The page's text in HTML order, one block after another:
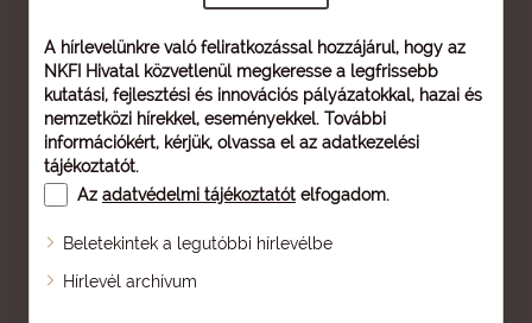
A hírlevelünkre való feliratkozással hozzájárul, hogy az
NKFI Hivatal közvetlenül megkeresse a legfrissebb
kutatási, fejlesztési és innovációs pályázatokkal, hazai és
nemzetközi hírekkel, eseményekkel. További
információkért, kérjük, olvassa el az adatkezelési
tájékoztatót.
Az adatvédelmi tájékoztatót elfogadom.
Beletekintek a legutóbbi hírlevélbe
Hírlevél archívum
Oldaltérkép